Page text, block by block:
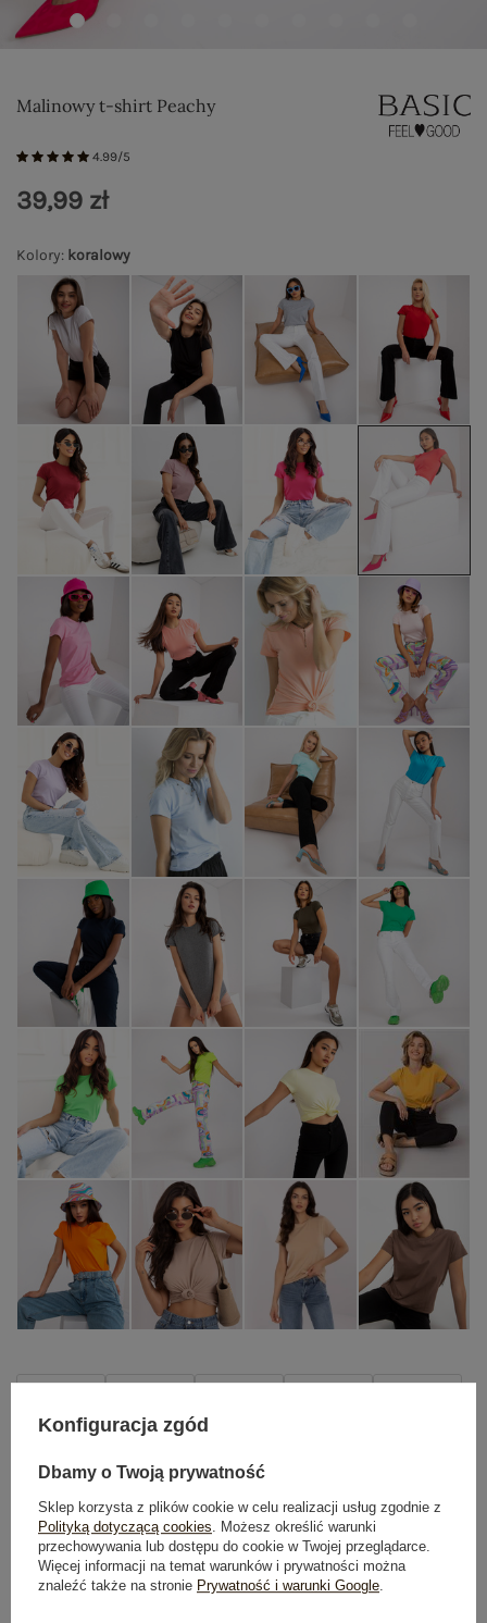
Malinowy t-shirt Peachy
4.99/5
Kolory: koralowy
39,99 zł
DODAJ DO KOSZYKA
Możesz kupić także poprzez:
Konfiguracja zgód
Dbamy o Twoją prywatność
Sklep korzysta z plików cookie w celu realizacji usług zgodnie z
Polityką dotyczącą cookies . Możesz określić warunki
przechowywania lub dostępu do cookie w Twojej przeglądarce.
Więcej informacji na temat warunków i prywatności można
znaleźć także na stronie Prywatność i warunki Google